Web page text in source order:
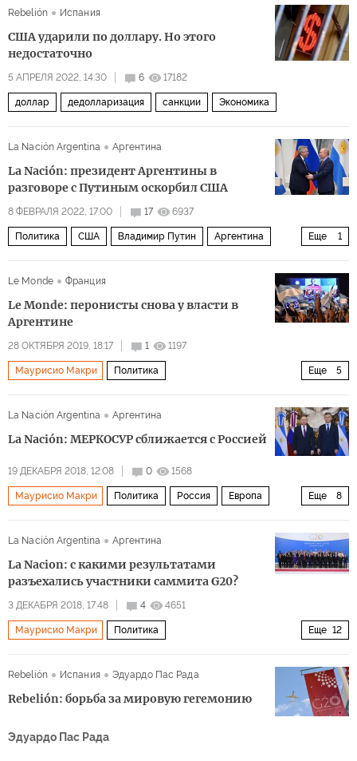
Rebelión Испания
США ударили по доллару. Но этого
недостаточно
5 АПРЕЛЯ 2022, 14:30 6 17182
доллар дедолларизация санкции Экономика
La Nación Argentina Аргентина
La Nación: президент Аргентины в
разговоре с Путиным оскорбил США
8 ФЕВРАЛЯ 2022, 17:00 17 6937
Еще 1
Политика США Владимир Путин Аргентина
Le Monde
Франция
Le Monde: перонисты снова у власти в
Аргентине
28 ОКТЯБРЯ 2019, 18:17 1 1197
Еще 5
Маурисио Макри Политика
выборы
La Nación Argentina Аргентина
La Nación: МЕРКОСУР сближается с Россией
19 ДЕКАБРЯ 2018, 12:08 0 1568
Еще 8
Маурисио Макри Политика Россия Европа
МЕРКОСУР сотрудничество
La Nación Argentina Аргентина
La Nacion: с какими результатами
разъехались участники саммита G20?
3 ДЕКАБРЯ 2018, 17:48 4 4651
Еще 12
Маурисио Макри Политика
Мухаммед бен Салман Аль Сауд
Rebelión Испания Эдуардо Пас Рада
Rebelión: борьба за мировую гегемонию
Эдуардо Пас Рада